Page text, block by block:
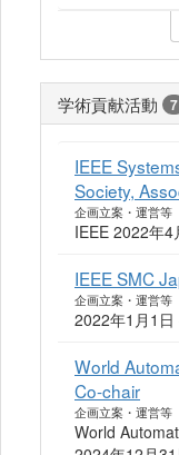
学術貢献活動 7
IEEE
Society,
企画立案・運営等
IEEE 2022年
IEEE SMC
企画立案・運営等
2022年1月1
World
Co-chair
企画立案・運営等
World